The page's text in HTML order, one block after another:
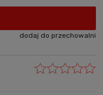
dodaj do przechowalni